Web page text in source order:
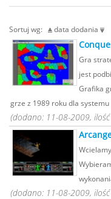
Sortuj wg: data dodania
Gra
jest
Grafika
grze z 1989 roku dla
(dodano: 11-08-2009,
(dodano: 11-08-2009,